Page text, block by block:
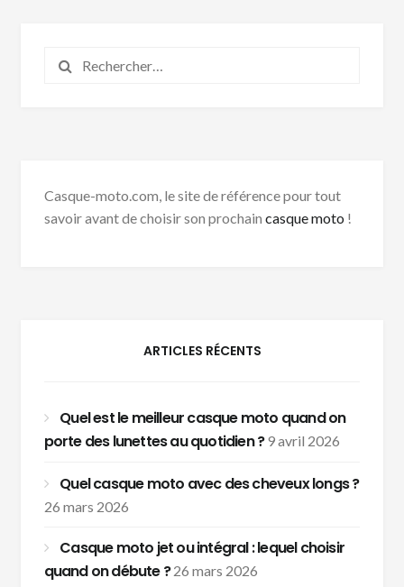
Rechercher :
Casque-moto.com, le site de référence pour tout
savoir avant de choisir son prochain casque moto !
ARTICLES RÉCENTS
Quel est le meilleur casque moto quand on
porte des lunettes au quotidien ? 9 avril 2026
Quel casque moto avec des cheveux longs ?
26 mars 2026
Casque moto jet ou intégral : lequel choisir
quand on débute ? 26 mars 2026